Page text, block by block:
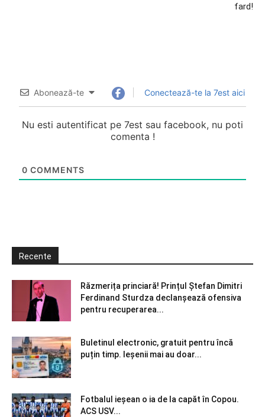
fard!
Abonează-te Conectează-te la 7est aici
Nu esti autentificat pe 7est sau facebook, nu poti
comenta !
0 COMMENTS
Recente
Răzmerița princiară! Prințul Ștefan Dimitri
Ferdinand Sturdza declanșează ofensiva
pentru recuperarea...
Buletinul electronic, gratuit pentru încă
puțin timp. Ieșenii mai au doar...
Fotbalul ieșean o ia de la capăt în Copou.
ACS USV...